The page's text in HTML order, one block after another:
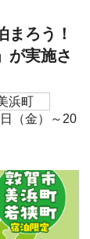
まろう！
が実施さ
浜町
（金）～20